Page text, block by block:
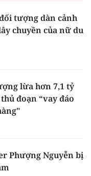
tượng dàn cảnh
chuyền của nữ du
lừa hơn 7,1 tỷ
đoạn “vay đáo
Phượng Nguyễn bị